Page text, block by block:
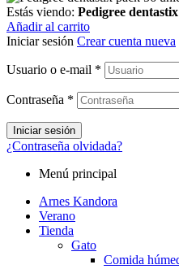
Estás viendo: Pedigree
Añadir al carrito
Iniciar sesión Crear cuenta nueva
Usuario o e-mail *
Contraseña *
Iniciar sesión
¿Contraseña olvidada?
Menú principal
Arnes Kandora
Verano
Tienda
Gato
Comida